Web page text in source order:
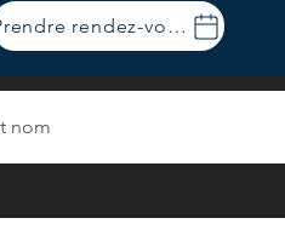
Prendre rendez-vous